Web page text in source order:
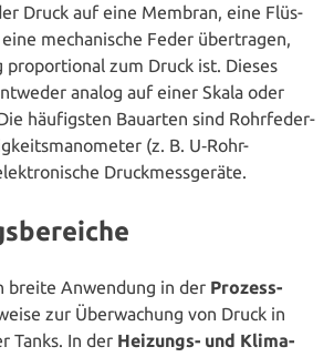
Druck auf eine Membran, eine Flüs­
mecha­ni­sche Feder über­tra­gen,
zum Druck ist. Dieses
analog auf einer Skala oder
häu­figs­ten Bauarten sind Rohr­fe­der­
(z. B. U‑Rohr-
Druckmessgeräte.
breite Anwendung in der Pro­zess­
zur Über­wa­chung von Druck in
Tanks. In der Heizungs- und Kli­ma­